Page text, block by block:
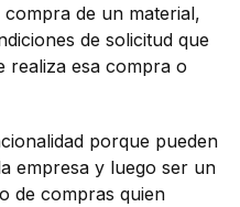
de un material,
de solicitud que
realiza esa compra o
porque pueden
empresa y luego ser un
de compras quien